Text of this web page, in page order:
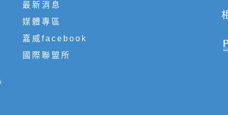
最新消息
媒體專區
嘉威facebook
國際聯盟所